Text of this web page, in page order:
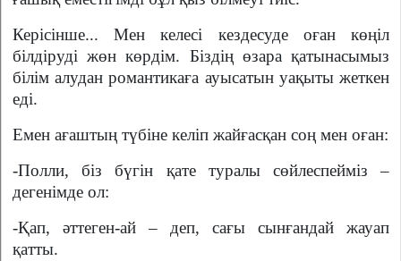
Керісінше... Мен келесі кездесуде оған көңіл
білдіруді жөн көрдім. Біздің өзара қатынасымыз
білім алудан романтикаға ауысатын уақыты жеткен
еді.
Емен ағаштың түбіне келіп жайғасқан соң мен оған:
-Полли, біз бүгін қате туралы сөйлеспейміз –
дегенімде ол:
-Қап, әттеген-ай – деп, сағы сынғандай жауап
қатты.